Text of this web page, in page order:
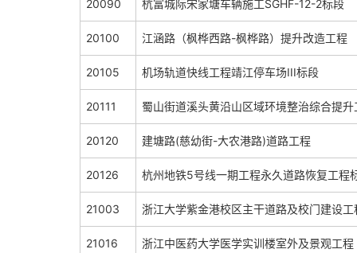
20090 杭富城际宋家塘车辆施工SGHF-12-2标段
20100 江涵路（枫桦西路-枫桦路）提升改造工程
20105 机场轨道快线工程靖江停车场III标段
20111 蜀山街道溪头黄沿山区域环境整治综合提
20120 建塘路(慈幼街-大农港路)道路工程
20126 杭州地铁5号线一期工程永久道路恢复工程
21003 浙江大学紫金港校区主干道路及校门建设
21016 浙江中医药大学医学实训楼室外及景观工程